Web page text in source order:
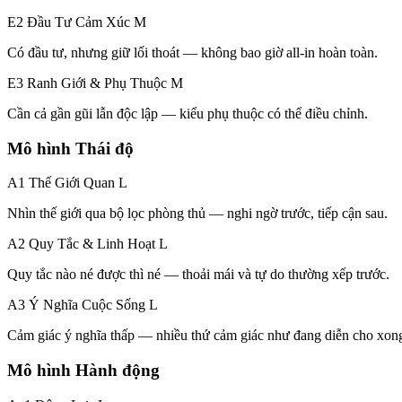
E2 Đầu Tư Cảm Xúc M
Có đầu tư, nhưng giữ lối thoát — không bao giờ all-in hoàn toàn.
E3 Ranh Giới & Phụ Thuộc M
Cần cả gần gũi lẫn độc lập — kiểu phụ thuộc có thể điều chỉnh.
Mô hình Thái độ
A1 Thế Giới Quan L
Nhìn thế giới qua bộ lọc phòng thủ — nghi ngờ trước, tiếp cận sau.
A2 Quy Tắc & Linh Hoạt L
Quy tắc nào né được thì né — thoải mái và tự do thường xếp trước.
A3 Ý Nghĩa Cuộc Sống L
Cảm giác ý nghĩa thấp — nhiều thứ cảm giác như đang diễn cho
Mô hình Hành động